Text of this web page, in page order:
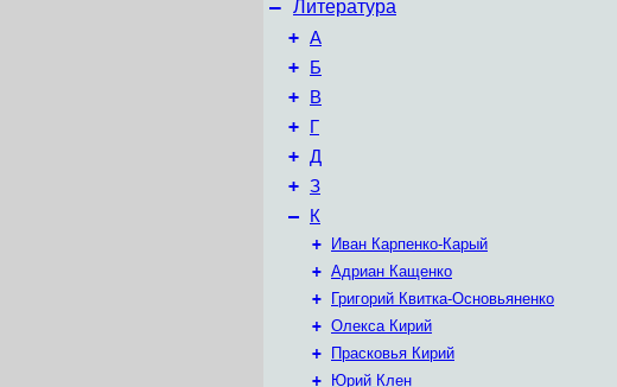
– Литература
+ А
+ Б
+ В
+ Г
+ Д
+ З
– К
+
Иван Карпенко-Карый
+ Адриан Кащенко
+
Григорий Квитка-Основьяненко
+ Олекса Кирий
+
Прасковья Кирий
+
Юрий Клен